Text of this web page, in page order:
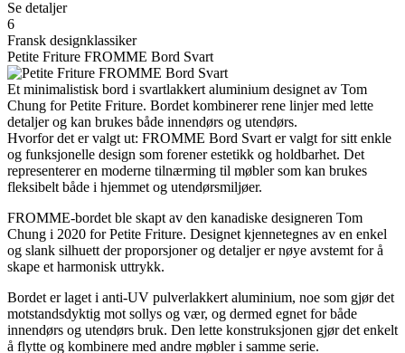
Se detaljer
6
Fransk designklassiker
Petite Friture FROMME Bord Svart
Et minimalistisk bord i svartlakkert aluminium designet av Tom
Chung for Petite Friture. Bordet kombinerer rene linjer med lette
detaljer og kan brukes både innendørs og utendørs.
Hvorfor det er valgt ut: FROMME Bord Svart er valgt for sitt enkle
og funksjonelle design som forener estetikk og holdbarhet. Det
representerer en moderne tilnærming til møbler som kan brukes
fleksibelt både i hjemmet og utendørsmiljøer.
FROMME-bordet ble skapt av den kanadiske designeren Tom
Chung i 2020 for Petite Friture. Designet kjennetegnes av en enkel
og slank silhuett der proporsjoner og detaljer er nøye avstemt for å
skape et harmonisk uttrykk.
Bordet er laget i anti-UV pulverlakkert aluminium, noe som gjør det
motstandsdyktig mot sollys og vær, og dermed egnet for både
innendørs og utendørs bruk. Den lette konstruksjonen gjør det enkelt
å flytte og kombinere med andre møbler i samme serie.